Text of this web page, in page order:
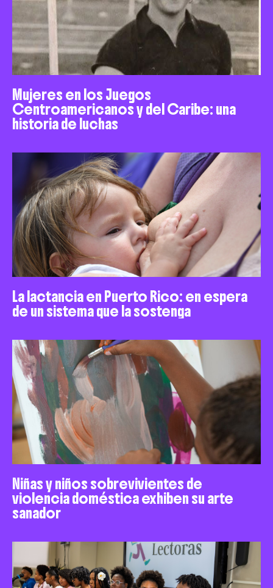
Mujeres en los Juegos
Centroamericanos y del Caribe: una
historia de luchas
La lactancia en Puerto Rico: en espera
de un sistema que la sostenga
Niñas y niños sobrevivientes de
violencia doméstica exhiben su arte
sanador